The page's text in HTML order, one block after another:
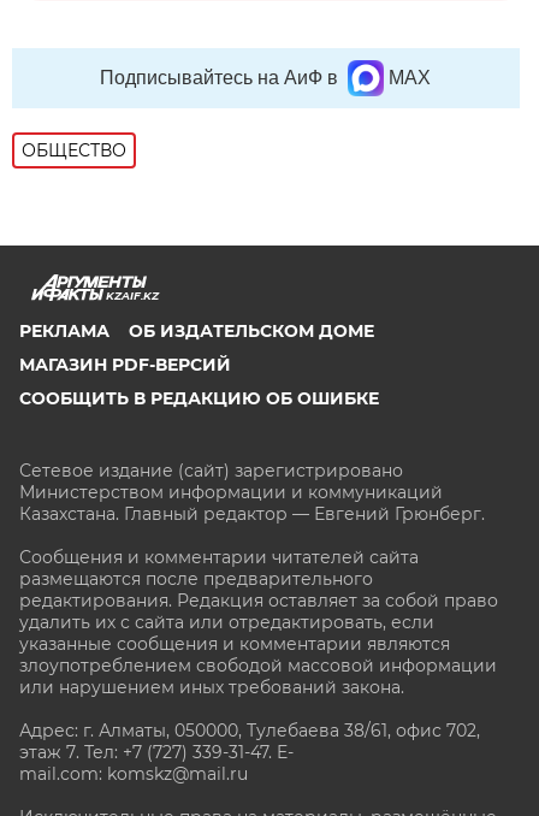
Подписывайтесь на АиФ в MAX
ОБЩЕСТВО
KZAIF.KZ
РЕКЛАМА
ОБ ИЗДАТЕЛЬСКОМ ДОМЕ
МАГАЗИН PDF-ВЕРСИЙ
СООБЩИТЬ В РЕДАКЦИЮ ОБ ОШИБКЕ
Сетевое издание (сайт) зарегистрировано
Министерством информации и коммуникаций
Казахстана. Главный редактор — Евгений Грюнберг.
Сообщения и комментарии читателей сайта
размещаются после предварительного
редактирования. Редакция оставляет за собой право
удалить их с сайта или отредактировать, если
указанные сообщения и комментарии являются
злоупотреблением свободой массовой информации
или нарушением иных требований закона.
Адрес: г. Алматы, 050000, Тулебаева 38/61, офис 702,
этаж 7. Тел: +7 (727) 339-31-47. E-
mail.com: komskz@mail.ru